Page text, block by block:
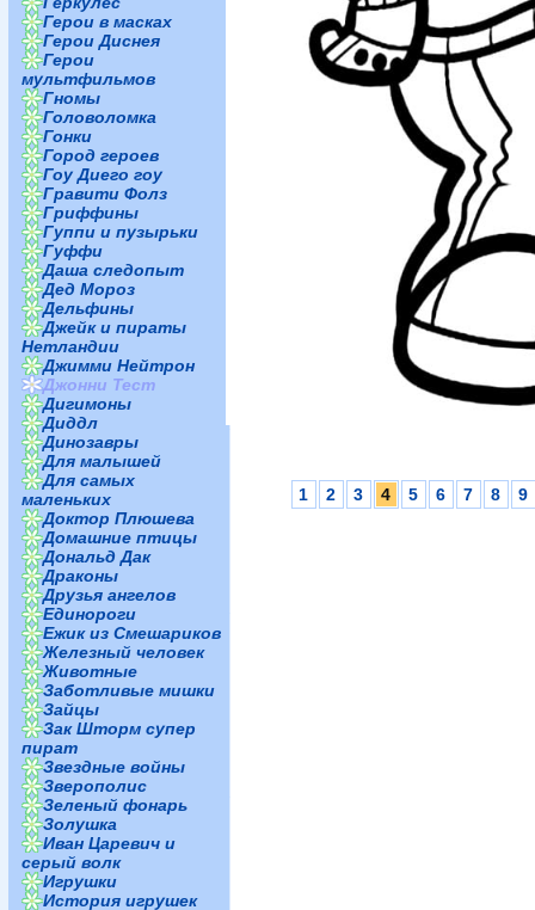
Герои в масках
Герои Диснея
Герои
мультфильмов
Гномы
Головоломка
Гонки
Город героев
Гоу Диего гоу
Гравити Фолз
Гриффины
Гуппи и пузырьки
Гуффи
Даша следопыт
Дед Мороз
Дельфины
Джейк и пираты
Нетландии
Джимми Нейтрон
Джонни Тест
Дигимоны
Диддл
Динозавры
Для малышей
Для самых
маленьких
Доктор Плюшева
Домашние птицы
Дональд Дак
Драконы
Друзья ангелов
Единороги
Ежик из Смешариков
Железный человек
Животные
Заботливые мишки
Зайцы
Зак Шторм супер
пират
Звездные войны
Зверополис
Зеленый фонарь
Золушка
Иван Царевич и
серый волк
Игрушки
История игрушек
1 2 3 4 5 6 7 8 9